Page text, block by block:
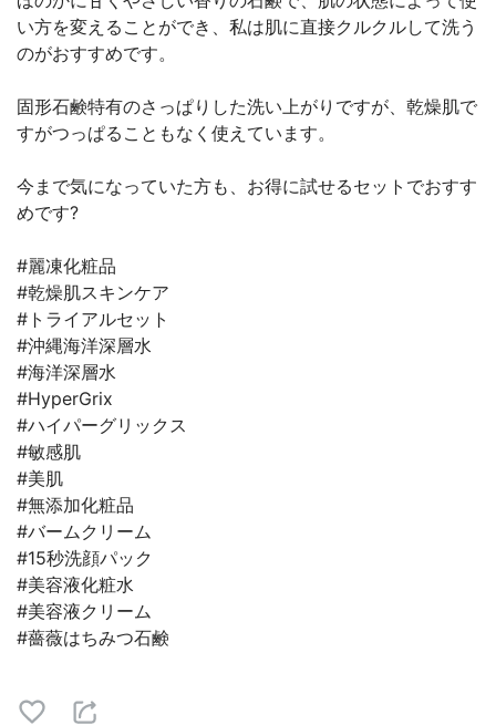
い方を変えることができ、私は肌に直接クルクルして洗う
のがおすすめです。
固形石鹸特有のさっぱりした洗い上がりですが、乾燥肌で
すがつっぱることもなく使えています。
今まで気になっていた方も、お得に試せるセットでおすす
めです?
#麗凍化粧品
#乾燥肌スキンケア
#トライアルセット
#沖縄海洋深層水
#海洋深層水
#HyperGrix
#ハイパーグリックス
#敏感肌
#美肌
#無添加化粧品
#バームクリーム
#15秒洗顔パック
#美容液化粧水
#美容液クリーム
#薔薇はちみつ石鹸